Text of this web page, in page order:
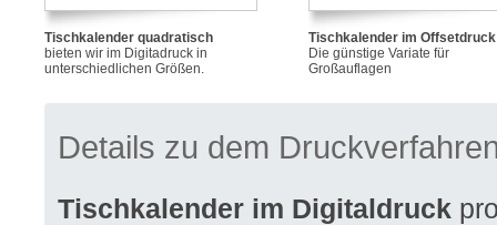
Tischkalender quadratisch
bieten wir im Digitadruck in
unterschiedlichen Größen.
Tischkalender im Offsetdruck
Die günstige Variate für
Großauflagen
Details zu dem
Tischkalender im Digitaldruck